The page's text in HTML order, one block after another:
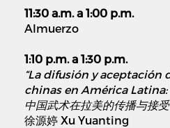
11:30 a.m. a 1:00 p.m.
Almuerzo
1:10 p.m. a 1:30 p.m.
“La difusión y aceptación
chinas en América Latina:
中国武术在拉美的传播与接
徐源婷 Xu Yuanting